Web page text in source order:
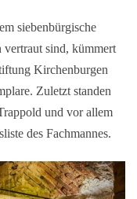
siebenbürgische
sind, kümmert
Kirchenburgen
Zuletzt standen
und vor allem
des Fachmannes.